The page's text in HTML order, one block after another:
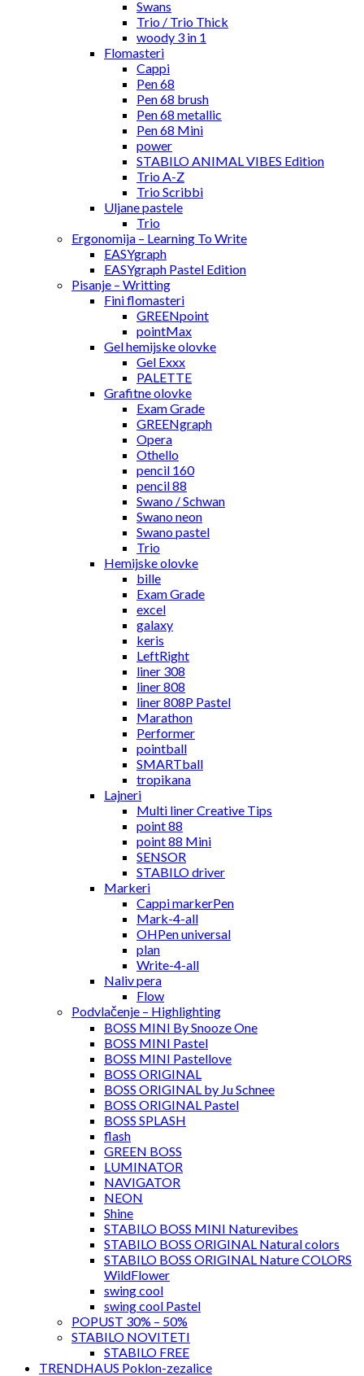
Swans
Trio / Trio Thick
woody 3 in 1
Flomasteri
Cappi
Pen 68
Pen 68 brush
Pen 68 metallic
Pen 68 Mini
power
STABILO ANIMAL VIBES Edition
Trio A-Z
Trio Scribbi
Uljane pastele
Trio
Ergonomija – Learning To Write
EASYgraph
EASYgraph Pastel Edition
Pisanje – Writting
Fini flomasteri
GREENpoint
pointMax
Gel hemijske olovke
Gel Exxx
PALETTE
Grafitne olovke
Exam Grade
GREENgraph
Opera
Othello
pencil 160
pencil 88
Swano / Schwan
Swano neon
Swano pastel
Trio
Hemijske olovke
bille
Exam Grade
excel
galaxy
keris
LeftRight
liner 308
liner 808
liner 808P Pastel
Marathon
Performer
pointball
SMARTball
tropikana
Lajneri
Multi liner Creative Tips
point 88
point 88 Mini
SENSOR
STABILO driver
Markeri
Cappi markerPen
Mark-4-all
OHPen universal
plan
Write-4-all
Naliv pera
Flow
Podvlačenje – Highlighting
BOSS MINI By Snooze One
BOSS MINI Pastel
BOSS MINI Pastellove
BOSS ORIGINAL
BOSS ORIGINAL by Ju Schnee
BOSS ORIGINAL Pastel
BOSS SPLASH
flash
GREEN BOSS
LUMINATOR
NAVIGATOR
NEON
Shine
STABILO BOSS MINI Naturevibes
STABILO BOSS ORIGINAL Natural colors
STABILO BOSS ORIGINAL Nature COLORS
WildFlower
swing cool
swing cool Pastel
POPUST 30% – 50%
STABILO NOVITETI
STABILO FREE
TRENDHAUS Poklon-zezalice